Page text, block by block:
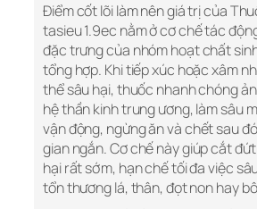
Điểm cốt lõi làm nên giá trị của
tasieu 1.9ec nằm ở cơ chế tác
đặc trưng của nhóm hoạt chất
tổng hợp. Khi tiếp xúc hoặc xâm
thể sâu hại, thuốc nhanh chóng
hệ thần kinh trung ương, làm sâu
vận động, ngừng ăn và chết sau
gian ngắn. Cơ chế này giúp cắt
hại rất sớm, hạn chế tối đa việc
tổn thương lá, thân, đọt non hay